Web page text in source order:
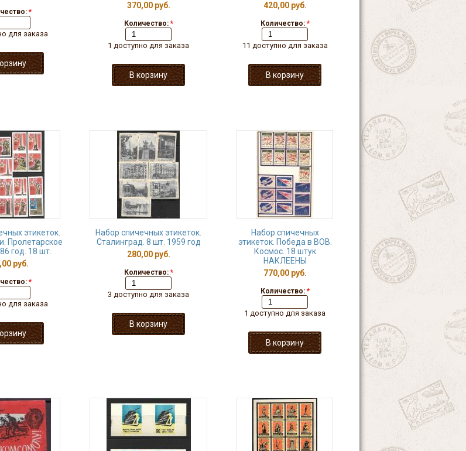
*
для заказа
370,00 руб.
Количество: *
1 доступно для заказа
420,00 руб.
Количество: *
11 доступно для заказа
этикеток.
Пролетарское
год. 18 шт.
руб.
*
для заказа
Набор спичечных этикеток.
Сталинград. 8 шт. 1959 год
280,00 руб.
Количество: *
3 доступно для заказа
Набор спичечных
этикеток. Победа в ВОВ.
Космос. 18 штук
НАКЛЕЕНЫ
770,00 руб.
Количество: *
1 доступно для заказа